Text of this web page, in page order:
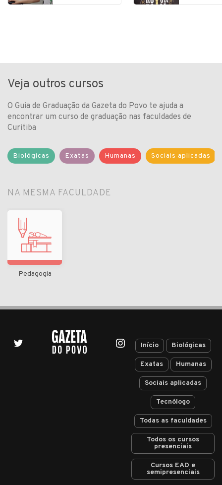
Veja outros cursos
O Guia de Graduação da Gazeta do Povo te ajuda a
encontrar um curso de graduação nas faculdades de
Curitiba
Biológicas Exatas Humanas Sociais aplicadas
NA MESMA FACULDADE
Pedagogia
Início Biológicas
Exatas Humanas
Sociais aplicadas
Tecnólogo
Todas as faculdades
Todos os cursos
presenciais
Cursos EAD e
semipresenciais